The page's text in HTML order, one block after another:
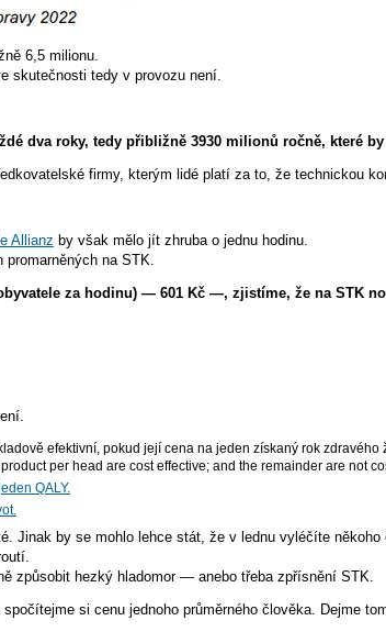
6,5 milionu.
skutečnosti tedy v provozu není.
dva roky, tedy přibližně 3930 milionů ročně, které
firmy, kterým lidé platí za to, že technickou
Allianz by však mělo jít zhruba o jednu hodinu.
promarněných na STK.
za hodinu) — 601 Kč —, zjistíme, že na STK
efektivní, pokud její cena na jeden získaný rok
per head are cost effective; and the remainder are not
QALY.
by se mohlo lehce stát, že v lednu vyléčíte někoho
způsobit hezký hladomor — anebo třeba zpřísnění STK.
si cenu jednoho průměrného člověka. Dejme